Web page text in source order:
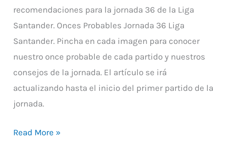
recomendaciones para la jornada 36 de la Liga
Santander. Onces Probables Jornada 36 Liga
Santander. Pincha en cada imagen para conocer
nuestro once probable de cada partido y nuestros
consejos de la jornada. El artículo se irá
actualizando hasta el inicio del primer partido de la
jornada.
Read More »